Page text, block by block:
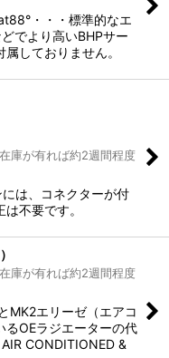
・・・標準的なエ
でより高いBHPサー
しておりません。
庫が有れば約2週間程度
は、コネクターが付
不要です。
庫が有れば約2週間程度
MK2エリーゼ（エアコ
るOEラジエーターの代
CONDITIONED &